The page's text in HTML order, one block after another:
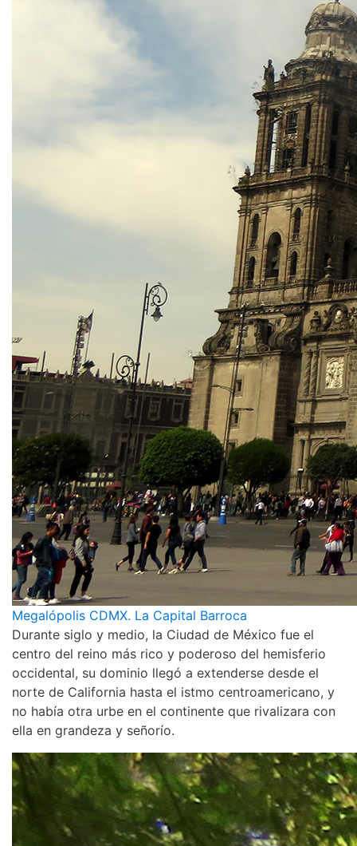
Megalópolis CDMX. La Capital Barroca
Durante siglo y medio, la Ciudad de México fue el
centro del reino más rico y poderoso del hemisferio
occidental, su dominio llegó a extenderse desde el
norte de California hasta el istmo centroamericano, y
no había otra urbe en el continente que rivalizara con
ella en grandeza y señorío.